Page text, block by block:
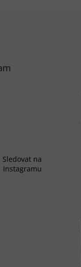
Sledovat na
Instagramu